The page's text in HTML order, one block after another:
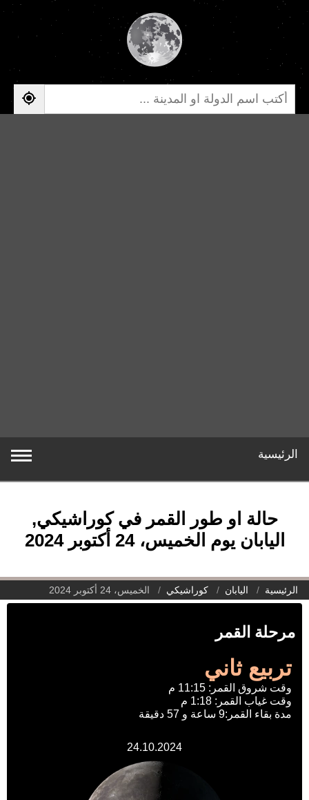
الرئيسية
حالة او طور القمر في كوراشيكي,
اليابان يوم الخميس، 24 أكتوبر 2024
الرئيسية اليابان كوراشيكي الخميس، 24 أكتوبر 2024
مرحلة القمر
تربيع ثاني
وقت شروق القمر: 11:15 م
وقت غياب القمر: 1:18 م
مدة بقاء القمر:9 ساعة و 57 دقيقة
24.10.2024